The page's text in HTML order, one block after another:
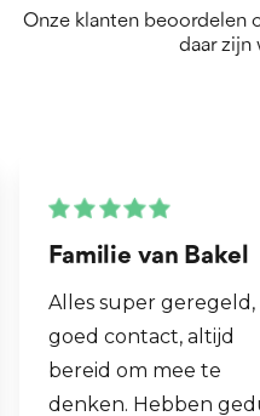
Onze klanten beoordelen
daar zijn
Martin Peters
Goede ervaringen
Bernheze Makelaars,
kennis in huis, eens
woonboerderij